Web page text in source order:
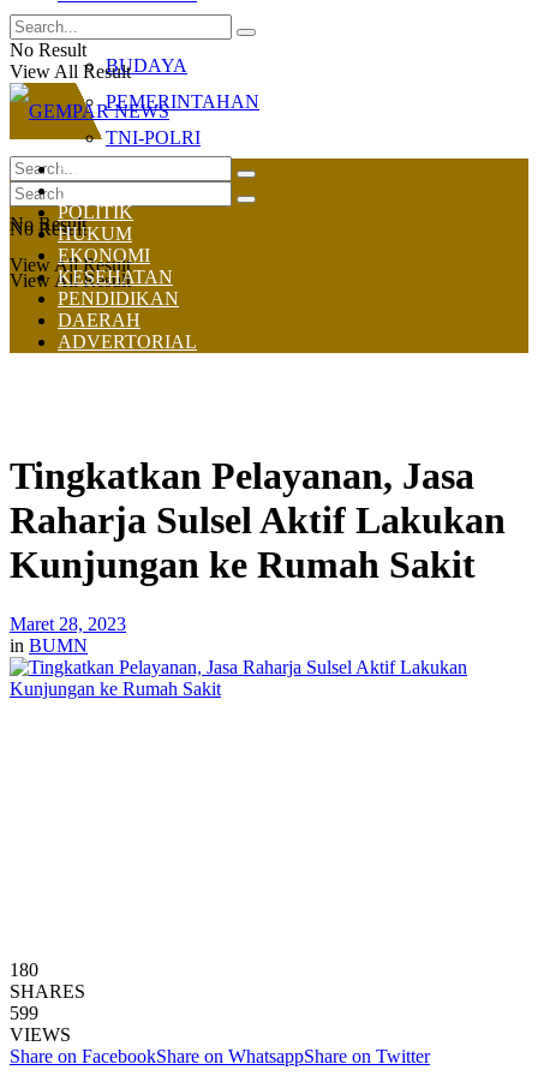
BUDAYA
PEMERINTAHAN
TNI-POLRI
No Result
View All Result
No Result
View All Result
No Result
View All Result
HOME
NASIONAL
POLITIK
HUKUM
EKONOMI
KESEHATAN
PENDIDIKAN
DAERAH
ADVERTORIAL
Tingkatkan Pelayanan, Jasa
Raharja Sulsel Aktif Lakukan
Kunjungan ke Rumah Sakit
Maret 28, 2023
in BUMN
180
SHARES
599
VIEWS
Share on FacebookShare on WhatsappShare on Twitter